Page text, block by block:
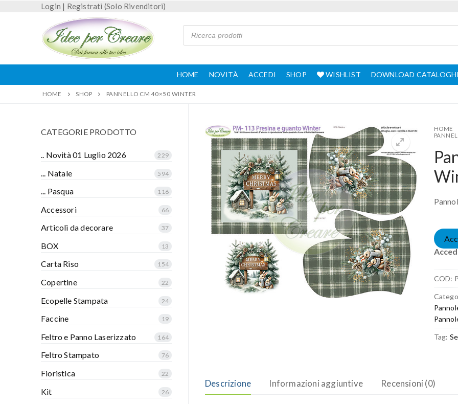
Login | Registrati (Solo Rivenditori)
HOME NOVITÀ ACCEDI SHOP WISHLIST DOWNLOAD CATALOGHI
HOME SHOP PANNELLO CM 40×50 WINTER
HOME
COD:
Tag:
Descrizione Informazioni aggiuntive Recensioni (0)
CATEGORIE PRODOTTO
.. Novità 01 Luglio 2026 229
... Natale 594
... Pasqua 116
Accessori 66
Articoli da decorare 37
BOX 13
Carta Riso 154
Copertine 22
Ecopelle Stampata 24
Faccine 19
Feltro e Panno Laserizzato 164
Feltro Stampato 76
Fioristica 22
Kit 26